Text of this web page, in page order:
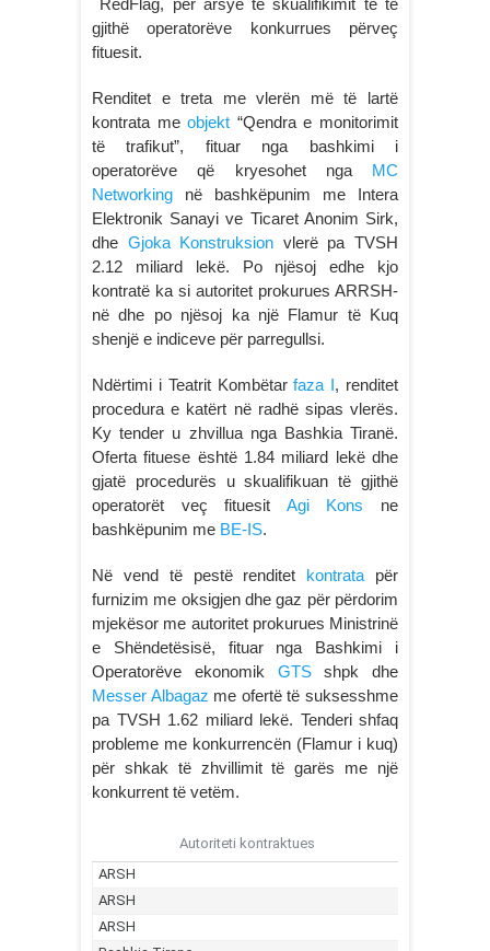
RedFlag, për arsye të skualifikimit të të
gjithë operatorëve konkurrues përveç
fituesit.
Renditet e treta me vlerën më të lartë
kontrata meobjekt “Qendra e monitorimit
të trafikut”, fituar nga bashkimi i
operatorëve që kryesohet nga MC
Networking në bashkëpunim me Intera
Elektronik Sanayi ve Ticaret Anonim Sirk,
dhe Gjoka Konstruksion vlerë pa TVSH
2.12 miliard lekë. Po njësoj edhe kjo
kontratë ka si autoritet prokurues ARRSH-
në dhe po njësoj ka një Flamur të Kuq
shenjë e indiceve për parregullsi.
Ndërtimi i Teatrit Kombëtarfaza I, renditet
procedura e katërt në radhë sipas vlerës.
Ky tender u zhvillua nga Bashkia Tiranë.
Oferta fituese është 1.84 miliard lekë dhe
gjatë procedurës u skualifikuan të gjithë
operatorët veç fituesit Agi Kons ne
bashkëpunim me BE-IS.
Në vend të pestë renditet kontrata për
furnizim me oksigjen dhe gaz për përdorim
mjekësor me autoritet prokurues Ministrinë
e Shëndetësisë, fituar nga Bashkimi i
Operatorëve ekonomik GTSshpk dhe
Messer Albagaz me ofertë të suksesshme
pa TVSH 1.62 miliard lekë. Tenderi shfaq
probleme me konkurrencën (Flamur i kuq)
për shkak të zhvillimit të garës me një
konkurrent të vetëm.